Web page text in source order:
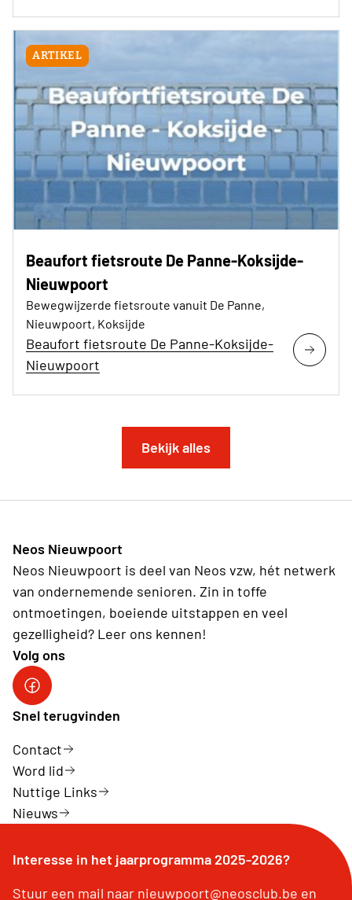
ARTIKEL
Beaufort fietsroute De Panne-Koksijde-
Nieuwpoort
Bewegwijzerde fietsroute vanuit De Panne,
Nieuwpoort, Koksijde
Beaufort fietsroute De Panne-Koksijde-
Nieuwpoort
Bekijk alles
Neos Nieuwpoort
Neos Nieuwpoort is deel van Neos vzw, hét netwerk
van ondernemende senioren. Zin in toffe
ontmoetingen, boeiende uitstappen en veel
gezelligheid? Leer ons kennen!
Volg ons
Neos-Nieuwpoort
Snel terugvinden
Contact
Word lid
Nuttige Links
Nieuws
Interesse in het jaarprogramma 2025-2026?
Stuur een mail naar nieuwpoort@neosclub.be en